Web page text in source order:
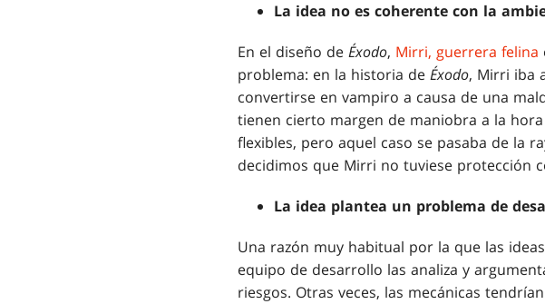
La idea no es coherente con la
En el diseño de Éxodo, Mirri, guerrera felina
problema: en la historia de Éxodo, Mirri iba
convertirse en vampiro a causa de una
tienen cierto margen de maniobra a la
flexibles, pero aquel caso se pasaba de la
decidimos que Mirri no tuviese protección
La idea plantea un problema de
Una razón muy habitual por la que las
equipo de desarrollo las analiza y
riesgos. Otras veces, las mecánicas